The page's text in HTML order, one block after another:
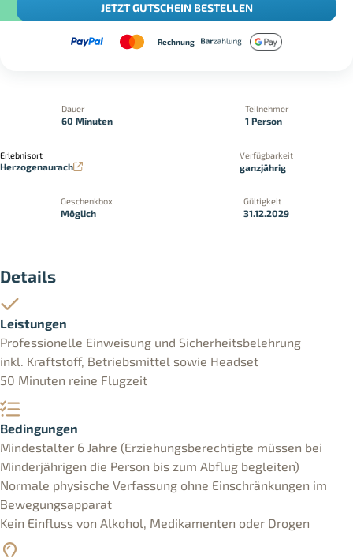
JETZT GUTSCHEIN BESTELLEN
Rechnung
Dauer
60 Minuten
Teilnehmer
1 Person
Erlebnisort
Herzogenaurach
Verfügbarkeit
ganzjährig
Geschenkbox
Möglich
Gültigkeit
31.12.2029
Details
Leistungen
Professionelle Einweisung und Sicherheitsbelehrung
inkl. Kraftstoff, Betriebsmittel sowie Headset
50 Minuten reine Flugzeit
Bedingungen
Mindestalter 6 Jahre (Erziehungsberechtigte müssen bei
Minderjährigen die Person bis zum Abflug begleiten)
Normale physische Verfassung ohne Einschränkungen im
Bewegungsapparat
Kein Einfluss von Alkohol, Medikamenten oder Drogen